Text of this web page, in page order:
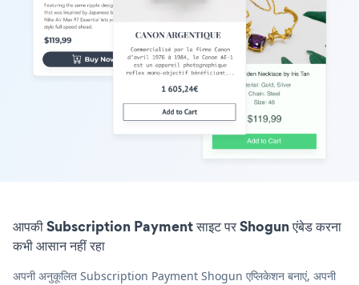
आपकी Subscription Payment साइट पर Shogun एंबेड करना
कभी आसान नहीं रहा
अपनी अनुकूलित Subscription Payment Shogun एप्लिकेशन बनाएं, अपनी